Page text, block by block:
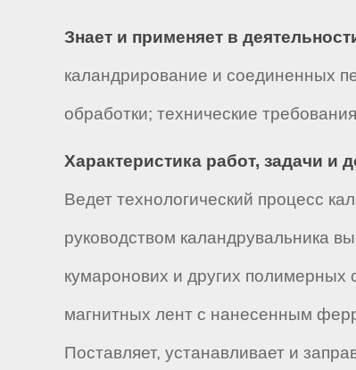
Знает и применяет в
каландрирование и соединенных
обработки; технические
Характеристика работ, задачи и
Ведет технологический процесс
руководством каландрувальника
кумаронових и других
магнитных лент с нанесенным
Поставляет, устанавливает и